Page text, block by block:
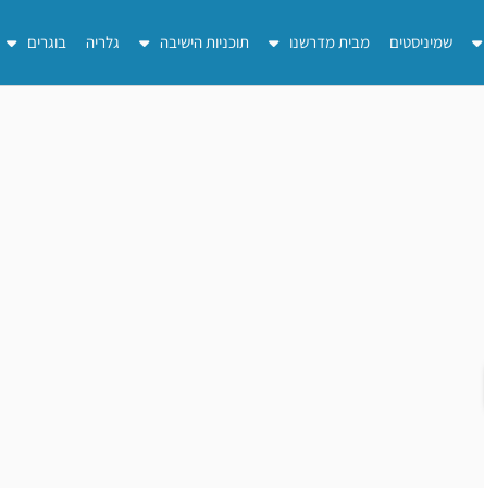
שמיניסטים מבית מדרשנו תוכניות הישיבה גלריה בוגרים